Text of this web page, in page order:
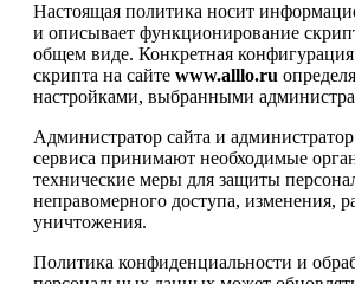
Настоящая политика носит
и описывает функционирование
общем виде. Конкретная
скрипта на сайте www.alllo.ru
настройками, выбранными
Администратор сайта и
сервиса принимают необходимые
технические меры для защиты
неправомерного доступа, изменения,
уничтожения.
Политика конфиденциальности и